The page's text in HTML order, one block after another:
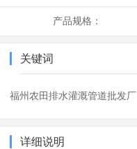
产品规格：
关键词
福州农田排水灌溉管道批发厂
详细说明